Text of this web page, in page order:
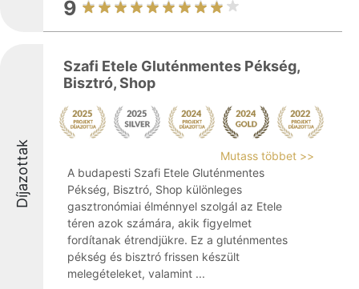
9
Díjazottak
Szafi Etele Gluténmentes Pékség,
Bisztró, Shop
Mutass többet >>
A budapesti Szafi Etele Gluténmentes
Pékség, Bisztró, Shop különleges
gasztronómiai élménnyel szolgál az Etele
téren azok számára, akik figyelmet
fordítanak étrendjükre. Ez a gluténmentes
pékség és bisztró frissen készült
melegételeket, valamint ...